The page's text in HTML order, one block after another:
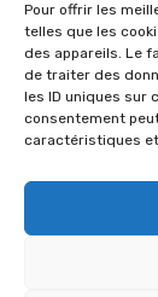
Pour offrir les
telles que les
des appareils. Le
de traiter des
les ID uniques sur
consentement
caractéristiques